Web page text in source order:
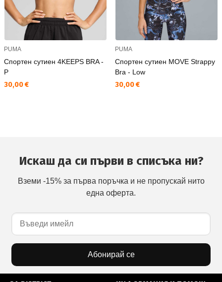
PUMA
Спортен сутиен 4KEEPS BRA -
P
Текуща цена:
30,00 €
PUMA
Спортен сутиен MOVE Strappy
Bra - Low
Текуща цена:
30,00 €
Искаш да си първи в списъка ни?
Вземи -15% за първа поръчка и не пропускай нито
една оферта.
Абонирай се